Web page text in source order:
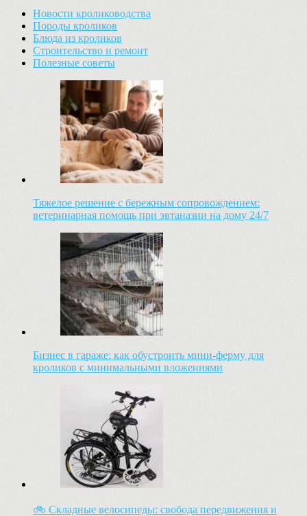
Новости кролиководства
Породы кроликов
Блюда из кроликов
Строительство и ремонт
Полезные советы
Тяжелое решение с бережным сопровождением:
ветеринарная помощь при эвтаназии на дому 24/7
Бизнес в гараже: как обустроить мини-ферму для
кроликов с минимальными вложениями
🚲 Складные велосипеды: свобода передвижения и